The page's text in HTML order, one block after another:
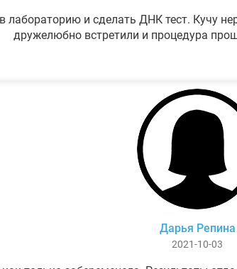
лабораторию и сделать ДНК тест. Кучу
дружелюбно встретили и процедура
Дарья Репина
2021-10-03